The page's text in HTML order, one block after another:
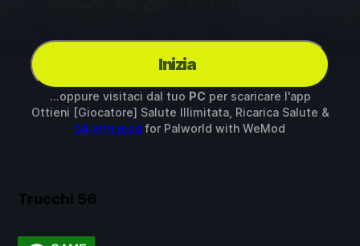
Inizia
...oppure visitaci dal tuo PC per scaricare l'app
Ottieni [Giocatore] Salute Illimitata, Ricarica Salute &
54 altri mod for Palworld with WeMod
Trucchi 56